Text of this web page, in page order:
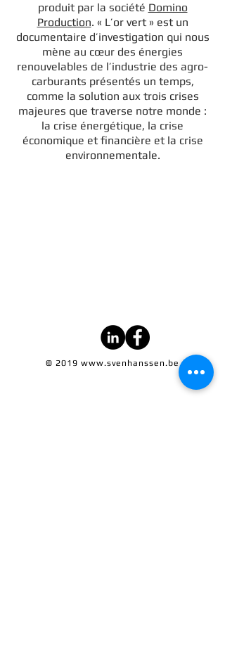
produit par la société Domino
Production. « L’or vert » est un
documentaire d’investigation qui nous
mène au cœur des énergies
renouvelables de l’industrie des agro-
carburants présentés un temps,
comme la solution aux trois crises
majeures que traverse notre monde :
la crise énergétique, la crise
économique et financière et la crise
environnementale.
© 2019 www.svenhanssen.be